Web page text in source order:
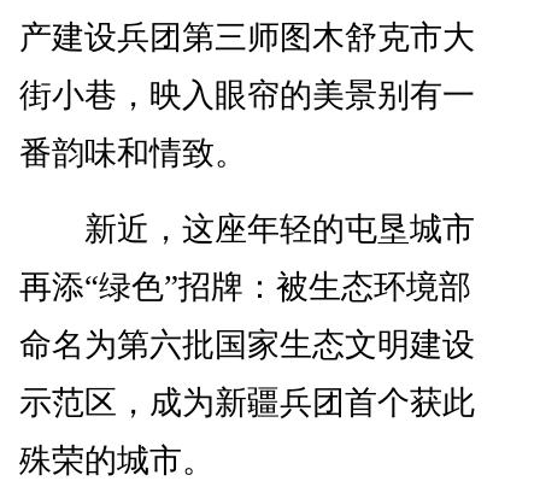
产建设兵团第三师图木舒克市大
街小巷，映入眼帘的美景别有一
番韵味和情致。
新近，这座年轻的屯垦城市
再添“绿色”招牌：被生态环境部
命名为第六批国家生态文明建设
示范区，成为新疆兵团首个获此
殊荣的城市。